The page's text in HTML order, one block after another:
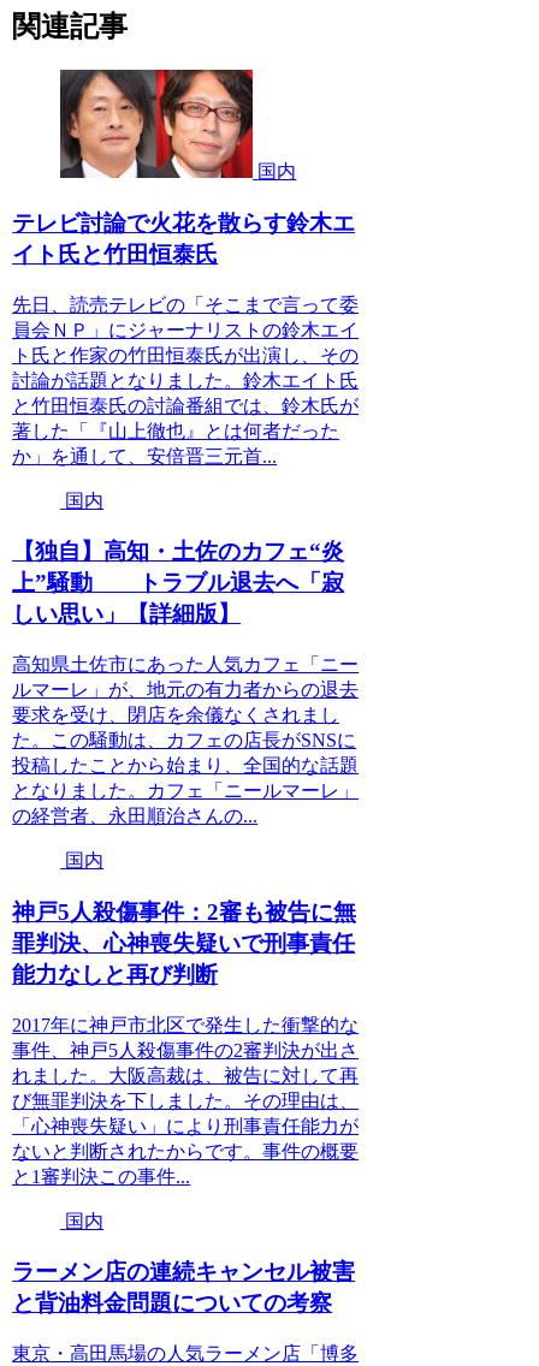
関連記事
国内
テレビ討論で火花を散らす鈴木エ
イト氏と竹田恒泰氏
先日、読売テレビの「そこまで言って委
員会ＮＰ」にジャーナリストの鈴木エイ
ト氏と作家の竹田恒泰氏が出演し、その
討論が話題となりました。鈴木エイト氏
と竹田恒泰氏の討論番組では、鈴木氏が
著した「『山上徹也』とは何者だった
か」を通して、安倍晋三元首...
国内
【独自】高知・土佐のカフェ“炎
上”騒動 トラブル退去へ「寂
しい思い」【詳細版】
高知県土佐市にあった人気カフェ「ニー
ルマーレ」が、地元の有力者からの退去
要求を受け、閉店を余儀なくされまし
た。この騒動は、カフェの店長がSNSに
投稿したことから始まり、全国的な話題
となりました。カフェ「ニールマーレ」
の経営者、永田順治さんの...
国内
神戸5人殺傷事件：2審も被告に無
罪判決、心神喪失疑いで刑事責任
能力なしと再び判断
2017年に神戸市北区で発生した衝撃的な
事件、神戸5人殺傷事件の2審判決が出さ
れました。大阪高裁は、被告に対して再
び無罪判決を下しました。その理由は、
「心神喪失疑い」により刑事責任能力が
ないと判断されたからです。事件の概要
と1審判決この事件...
国内
ラーメン店の連続キャンセル被害
と背油料金問題についての考察
東京・高田馬場の人気ラーメン店「博多